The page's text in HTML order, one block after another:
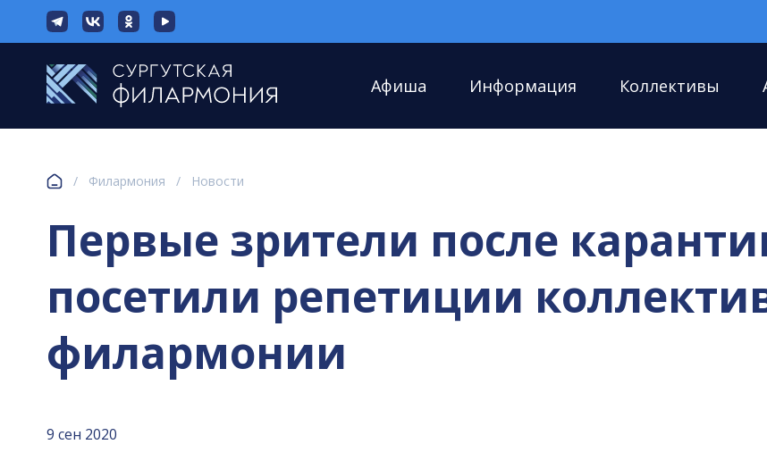
Афиша Информация Коллективы
/ Филармония / Новости
Первые зрители после
посетили репетиции
филармонии
9 сен 2020